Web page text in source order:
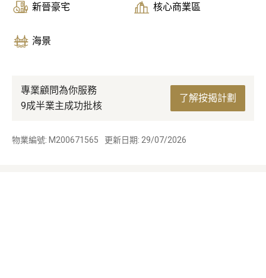
新晉豪宅 核心商業區
海景
專業顧問為你服務
9成半業主成功批核
了解按揭計劃
物業編號: M200671565 更新日期: 29/07/2026